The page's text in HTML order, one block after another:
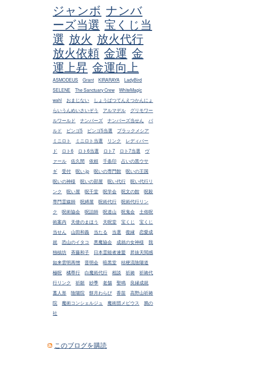
ジャンボ ナンバ
ーズ当選 宝くじ当
選 放火 放火代行
放火依頼 金運 金
運上昇 金運向上
ASMODEUS Grant KIRARAYA
LadyBird
SELENE
The Sanctuary Crew
WhiteMagic
wahl
おまじない
しょうばつてんえつかんにょ
らいうんめいさいぞう
アルマデル
グリモワー
ルワールド
ナンバーズ ナンバーズ当せん
バ
ルド
ビンゴ5 ビンゴ5当選
ブラックメシア
ミニロト
ミニロト当選 リンク
レディバー
ド
ロト6 ロト6当選 ロト7 ロト7当選
ヴ
ァール
佐久間 依頼 千条印
占いの黒ウサ
ギ
受付 呪い.jp 呪いの専門館
呪いの王国
呪いの神様
呪いの部屋 呪い代行
呪い代行リ
ンク
呪い屋 呪千堂 呪学会 呪文の館
呪殺
専門霊媒師
呪縛屋 呪術代行
呪術代行リン
ク
呪術協会 呪詛師 呪道山 呪鬼会
土俗呪
術案内
天使のまほう 天呪堂 宝くじ
宝くじ
当せん
山田和義 当たる 当選 復縁
恋愛成
就
恐山のイタコ 悪魔協会 成就の女神様
我
独槙坊
斉藤和子 日本霊能者連盟
昇抜天閲感
如来雲明再憎
晋明会 暗黒堂
桔梗流陰陽道
極呪
橘尊行 白魔術代行 相談 祈祷
祈祷代
行リンク
祈願 紗季 老舗 聖鳴
良縁成就
藁人形
陰陽院 餅月わらび 香苗
高野山祈祷
院
魔術コンシェルジュ 魔術団メビウス
鴉の
社
このブログを購読